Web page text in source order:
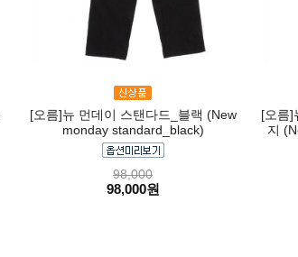
[오름]뉴 먼데이 스탠다드_블랙 (New
monday standard_black)
98,000
98,000원
[오름]
지